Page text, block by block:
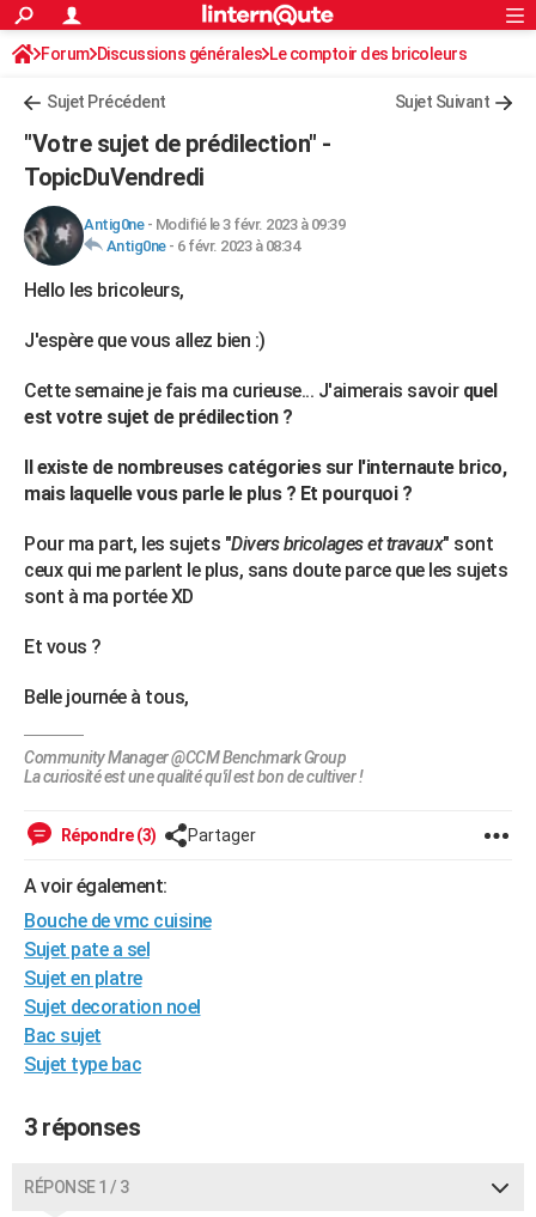
ACTUALITÉS
Politique
Société
Faits Divers
Education
Monde
Villes
+
Programme TV
TNTStreaming
Cinéma
Sorties cinéma
Musique
+FINANCE
Retraite
Impôts
Epargne
Immobilier
Risques naturels par ville
Banque
Assurance
Crédit
AUTO
Essais
Réserver un essai
Citadines
Berlines
SUV
Forum auto
HIGH-TECH
Guides de France
Escapades
Patrimoine
Expositions
Musées
Week-end nature
+LIFESTYLE
Art de vivre
Bien-être
Loisirs
Mode
Modes de vie
SANTE
Destinations
Voyage nature
Voyage de noces
PHOTO
CARTE DE VOEUX
Carte de Noël
Carte Bonne année
Carte Saint-Valentin
Carte Pâques
Carte d'anniversaire
DICTIONNAIRE
S'inscrire
Se connecter
Lycées
Collèges
Primaires
Universités
Entreprises
Service militaire
Avis de recherche
FORUM
Bricolage
Lifestyle
Culture
Sport
Auto
Television
Voyage
Cinema
Rechercher
S'inscrire
Connexion
Forum Discussions générales Le comptoir des bricoleurs
Sujet Précédent Sujet Suivant
"Votre sujet de prédilection" -
TopicDuVendredi
Antig0ne- Modifié le 3 févr. 2023 à 09:39
Antig0ne- 6 févr. 2023 à 08:34
Hello les bricoleurs,
J'espère que vous allez bien :)
Cette semaine je fais ma curieuse... J'aimerais savoir quel
est votre sujet de prédilection ?
Il existe de nombreuses catégories sur l'internaute brico,
mais laquelle vous parle le plus ? Et pourquoi ?
Pour ma part, les sujets "Divers bricolages et travaux" sont
ceux qui me parlent le plus, sans doute parce que les sujets
sont à ma portée XD
Et vous ?
Belle journée à tous,
Community Manager @CCM Benchmark Group
La curiosité est une qualité qu'il est bon de cultiver !
Répondre (3) Partager
A voir également:
Bouche de vmc cuisine
Sujet pate a sel
Sujet en platre
Sujet decoration noel
Bac sujet
Sujet type bac
3 réponses
RÉPONSE 1 / 3